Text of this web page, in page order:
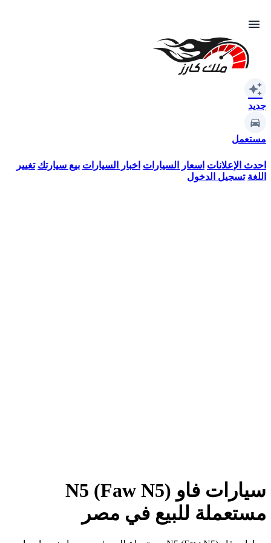
menu
auto_awesome
جديد
مستعمل
احدث الإعلانات اسعار السيارات اخبار السيارات بيع سيارتك تغيير
اللغة تسجيل الدخول
سيارات فاو N5 (Faw N5)
مستعملة للبيع في مصر